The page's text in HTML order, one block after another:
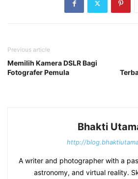
Previous article
Memilih Kamera DSLR Bagi
Fotografer Pemula
Bhakti
http://
A writer and photographer with a
astronomy, and virtual reality.